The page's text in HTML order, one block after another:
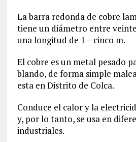
La barra redonda de cobre
tiene un diámetro entre
una longitud de 1 – cinco m.
El cobre es un metal pesado
blando, de forma simple
esta en Distrito de Colca.
Conduce el calor y la
y, por lo tanto, se usa en
industriales.